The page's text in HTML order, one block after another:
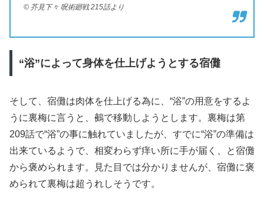
© 芥見下々 呪術廻戦 215話より
“浴”によって身体を仕上げようとする宿儺
そして、宿儺は肉体を仕上げる為に、“浴”の用意をするよ
うに裏梅に言うと、鵺で移動しようとします。裏梅は第
209話で“浴”の事に触れていましたが、すでに“浴”の準備は
出来ているようで、相変わらず痒い所に手が届く、と宿儺
から褒められます。見た目では分かりませんが、宿儺に褒
められて裏梅は超うれしそうです。